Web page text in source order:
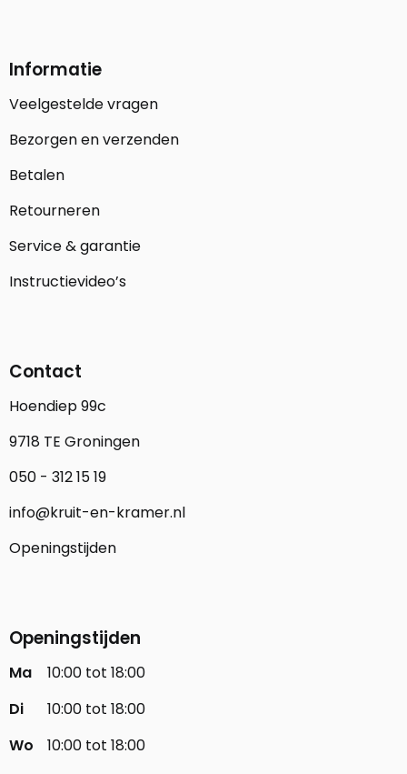
Informatie
Veelgestelde vragen
Bezorgen en verzenden
Betalen
Retourneren
Service & garantie
Instructievideo’s
Contact
Hoendiep 99c
9718 TE Groningen
050 - 312 15 19
info@kruit-en-kramer.nl
Openingstijden
Openingstijden
Ma
10:00 tot 18:00
Di
10:00 tot 18:00
Wo
10:00 tot 18:00